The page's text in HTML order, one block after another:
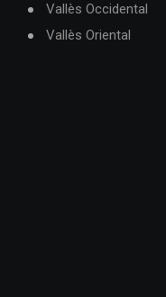
Vallès Occidental
Vallès Oriental